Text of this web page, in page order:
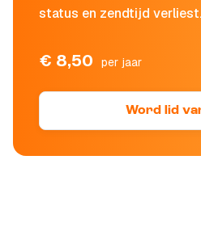
status en zendtijd verliest.
€ 8,50 per jaar
Word lid